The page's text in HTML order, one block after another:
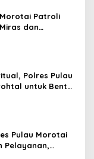
Patroli
dan
Polres Pulau
untuk Bentuk
Pulau Morotai
Pelayanan,